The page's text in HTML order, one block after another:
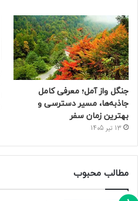
جنگل واز آمل؛ معرفی کامل
جاذبه‌ها، مسیر دسترسی و
بهترین زمان سفر
13 تیر 1405
مطالب محبوب